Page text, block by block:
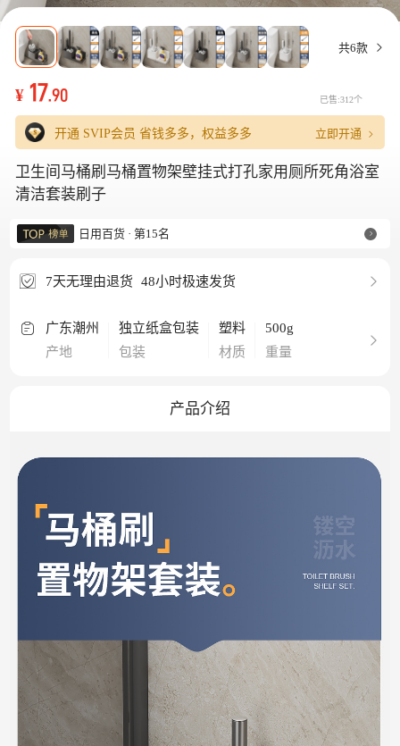
共6款
¥ 17.90 已售:312个
开通 SVIP会员 省钱多多，权益多多 立即开通
卫生间马桶刷马桶置物架壁挂式打孔家用厕所死角浴室
清洁套装刷子
日用百货 · 第15名
7天无理由退货 48小时极速发货
广东潮州
产地
独立纸盒包装
包装
塑料
材质
500g
重量
产品介绍